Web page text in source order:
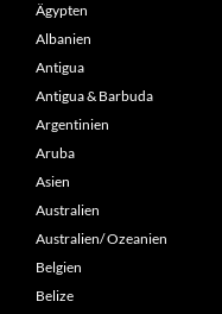
Ägypten
Albanien
Antigua
Antigua & Barbuda
Argentinien
Aruba
Asien
Australien
Australien/ Ozeanien
Belgien
Belize